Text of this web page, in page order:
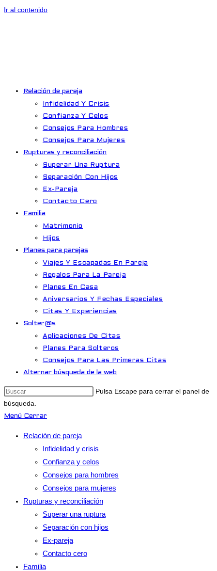
Ir al contenido
Relación de pareja
Infidelidad Y Crisis
Confianza Y Celos
Consejos Para Hombres
Consejos Para Mujeres
Rupturas y reconciliación
Superar Una Ruptura
Separación Con Hijos
Ex-Pareja
Contacto Cero
Familia
Matrimonio
Hijos
Planes para parejas
Viajes Y Escapadas En Pareja
Regalos Para La Pareja
Planes En Casa
Aniversarios Y Fechas Especiales
Citas Y Experiencias
Solter@s
Aplicaciones De Citas
Planes Para Solteros
Consejos Para Las Primeras Citas
Alternar búsqueda de la web
Pulsa Escape para cerrar el panel de
búsqueda.
Menú Cerrar
Relación de pareja
Infidelidad y crisis
Confianza y celos
Consejos para hombres
Consejos para mujeres
Rupturas y reconciliación
Superar una ruptura
Separación con hijos
Ex-pareja
Contacto cero
Familia